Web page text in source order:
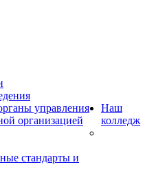
управления
организацией
стандарты и
Наш
колледж